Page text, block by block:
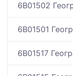
6B01502
6B01501
6B01517